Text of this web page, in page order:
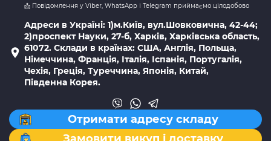
📩 Повідомлення у Viber, WhatsApp і Telegram приймаємо цілодобово
Адреси в Україні: 1)м.Київ, вул.Шовковична, 42-44;
2)проспект Науки, 27-б, Харків, Харківська область,
61072. Склади в країнах: США, Англія, Польща,
Німеччина, Франція, Італія, Іспанія, Португалія,
Чехія, Греція, Туреччина, Японія, Китай,
Південна Корея.
Отримати адресу складу